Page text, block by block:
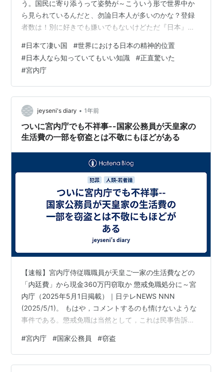
う。国民に寄り添うって姿勢が～こういう形で世界中か
ら見られているんだと、勿論日本人が多いのかな？登録
者数は！別に好きでも嫌いでもないけどただ『日本』は
者がころころ変わるのに日本だけは２０００年以上この
国が始まって以来変わってない。これだけでも世界では
類を見ない事。 〇神道の事についての知識 別にファンで
もないし信者でもないけど調べた知識を。そして天皇陛
下は神道のトップ。神道＝アミニズム信仰、あらゆる自
然に万物に神…
#日本て凄い国 #世界における日本の精神的位置
#日本人なら知っていてもいい知識 #正直驚いた
#宮内庁
jeyseni's diary • 1年前
ついに宮内庁でも不祥事--国家公務員が天皇家の
生活費の一部を窃盗とは不敬にもほどがある
【速報】宮内庁侍従職職員が天皇ご一家の生活費などの
「内廷費」から現金360万円窃取か 懲戒免職処分に～宮
内庁（2025年5月1日掲載）｜日テレNEWS NNN
(2025/5/1)。 もはや，コメントするのも情けないような
事件である。懲戒免職は当然として，これは民事告訴し
た野に放たれてしまっては，何をするか分からない。国
家公務員であり宮内庁職員であり，これまでの経歴も素
晴らしく，おそらく今後も何不自由のない将来が約束さ
#宮内庁 #国家公務員 #窃盗